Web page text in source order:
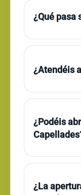
¿Qué pasa
¿Atendéis
¿Podéis
¿La